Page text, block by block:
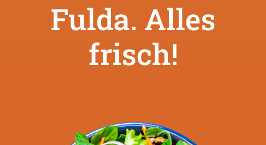
Fulda. Alles
frisch!